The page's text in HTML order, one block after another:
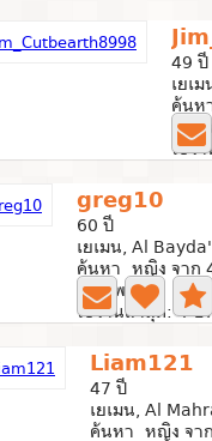
49 ปี
เยเ
ค้นห
0 ภ
ใช้ง
greg10
60 ปี
เยเมน, Al Bayda'
ค้นหา หญิง จาก
0 ภาพถ่าย
ใช้งานล่าสุด: 4
Liam121
47 ปี
เยเมน, Al
ค้นหา หญิง จา